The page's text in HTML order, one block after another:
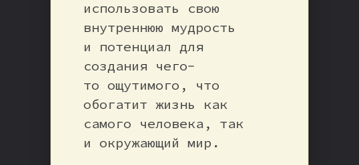
использовать свою
внутреннюю мудрость
и потенциал для
создания чего-
то ощутимого, что
обогатит жизнь как
самого человека, так
и окружающий мир.